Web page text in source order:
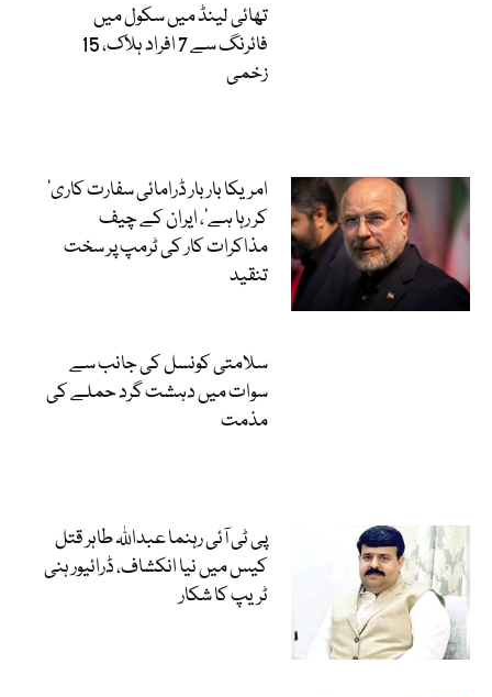
تھائی لینڈ میں سکول میں
فائرنگ سے 7 افراد ہلاک، 15
زخمی
’امریکا بار بار ڈرامائی سفارت کاری
کر رہا ہے‘، ایران کے چیف
مذاکرات کار کی ٹرمپ پر سخت
تنقید
سلامتی کونسل کی جانب سے
سوات میں دہشت گرد حملے کی
مذمت
پی ٹی آئی رہنما عبداللہ طاہر قتل
کیس میں نیا انکشاف، ڈرائیور ہنی
ٹریپ کا شکار